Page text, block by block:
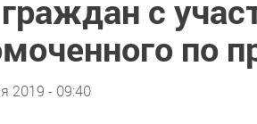
с
по
2019 - 09:40